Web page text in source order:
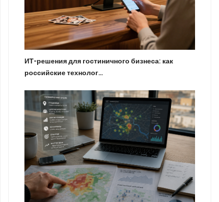
ИТ-решения для гостиничного бизнеса: как
российские технолог…